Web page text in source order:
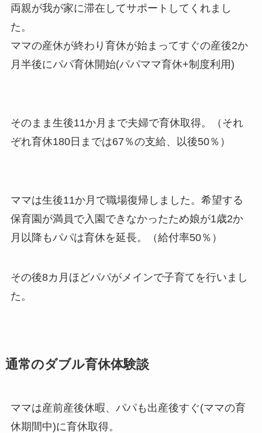
両親が我が家に滞在してサポートしてくれまし
た。
ママの産休が終わり育休が始まってすぐの産後2か
月半後にパパ育休開始(パパママ育休+制度利用)
そのまま生後11か月まで夫婦で育休取得。（それ
ぞれ育休180日までは67％の支給、以後50％）
ママは生後11か月で職場復帰しました。希望する
保育園が満員で入園できなかったため娘が1歳2か
月以降もパパは育休を延長。（給付率50％）
その後8カ月ほどパパがメインで子育てを行いまし
た。
通常のダブル育休体験談
ママは産前産後休暇、パパも出産後すぐ(ママの育
休期間中)に育休取得。